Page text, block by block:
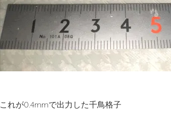
これが0.4mmで出力した千鳥格子